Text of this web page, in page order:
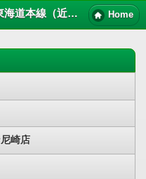
尼崎市西難波町(ＪＲ東海道本線（近畿）立花)賃貸物件｜尼崎 賃貸マンション情報NET Home
崎店